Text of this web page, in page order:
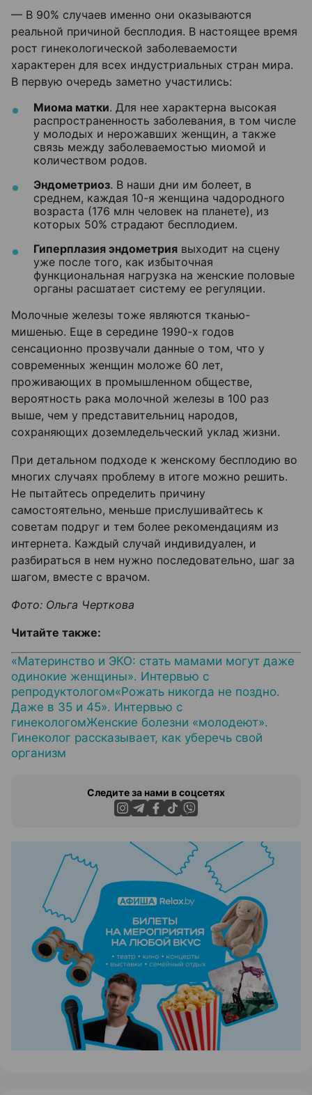
— В 90% случаев именно они оказываются
реальной причиной бесплодия. В настоящее время
рост гинекологической заболеваемости
характерен для всех индустриальных стран мира.
В первую очередь заметно участились:
Миома матки. Для нее характерна высокая
распространенность заболевания, в том числе
у молодых и нерожавших женщин, а также
связь между заболеваемостью миомой и
количеством родов.
Эндометриоз. В наши дни им болеет, в
среднем, каждая 10-я женщина чадородного
возраста (176 млн человек на планете), из
которых 50% страдают бесплодием.
Гиперплазия эндометрия выходит на сцену
уже после того, как избыточная
функциональная нагрузка на женские половые
органы расшатает систему ее регуляции.
Молочные железы тоже являются тканью-
мишенью. Еще в середине 1990-х годов
сенсационно прозвучали данные о том, что у
современных женщин моложе 60 лет,
проживающих в промышленном обществе,
вероятность рака молочной железы в 100 раз
выше, чем у представительниц народов,
сохраняющих доземледельческий уклад жизни.
При детальном подходе к женскому бесплодию во
многих случаях проблему в итоге можно решить.
Не пытайтесь определить причину
самостоятельно, меньше прислушивайтесь к
советам подруг и тем более рекомендациям из
интернета. Каждый случай индивидуален, и
разбираться в нем нужно последовательно, шаг за
шагом, вместе с врачом.
Фото: Ольга Черткова
Читайте также:
«Материнство и ЭКО: стать мамами могут даже
одинокие женщины». Интервью с
репродуктологом«Рожать никогда не поздно.
Даже в 35 и 45». Интервью с
гинекологомЖенские болезни «молодеют».
Гинеколог рассказывает, как уберечь свой
организм
Следите за нами в соцсетях
ЭФФЕКТИВНАЯ РЕКЛАМА НА САЙТЕ